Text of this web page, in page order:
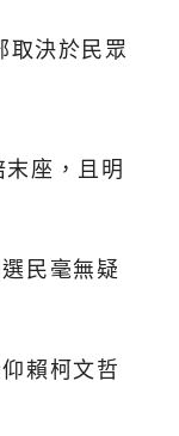
取決於民眾
座，且明
民毫無疑
賴柯文哲